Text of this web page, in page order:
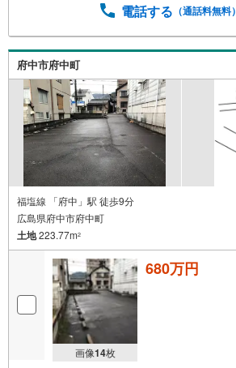
電話する （通話料無料）
府中市府中町
福塩線 「府中」駅 徒歩9分
広島県府中市府中町
土地223.77m2
画像14枚
680万円